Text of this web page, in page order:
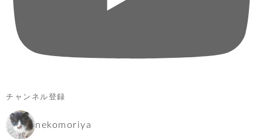
チャンネル登録
nekomoriya